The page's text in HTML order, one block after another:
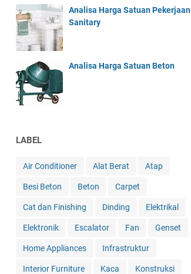
Analisa Harga Satuan Pekerjaan
Sanitary
Analisa Harga Satuan Beton
LABEL
Air Conditioner Alat Berat Atap
Besi Beton Beton Carpet
Cat dan Finishing Dinding Elektrikal
Elektronik Escalator Fan Genset
Home Appliances Infrastruktur
Interior Furniture Kaca Konstruksi